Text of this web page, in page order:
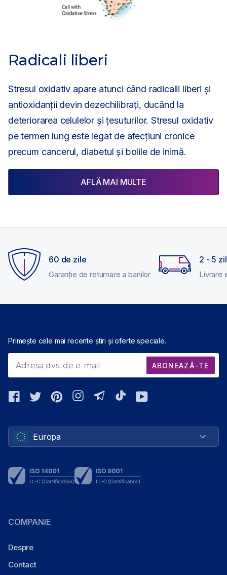
Radicali liberi
Stresul oxidativ apare atunci când radicalii liberi și
antioxidanții devin dezechilibrați, ducând la
deteriorarea celulelor și țesuturilor. Stresul oxidativ
pe termen lung este legat de afecțiuni cronice
precum cancerul, diabetul și bolile de inimă.
AFLĂ MAI MULTE
60 de zile
Garanție de returnare a banilor
2 - 5
Livrare
COMPANIE
Despre
Contact
Primește cele mai recente știri și oferte speciale.
ABONEAZĂ-TE
Facebook
TwitterPinterestInstagramTelegramTikTokYouTube
Europa